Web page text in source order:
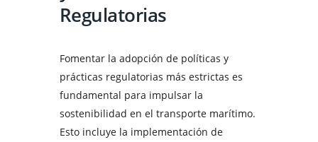
Regulatorias
Fomentar la adopción de políticas y
prácticas regulatorias más estrictas es
fundamental para impulsar la
sostenibilidad en el transporte marítimo.
Esto incluye la implementación de